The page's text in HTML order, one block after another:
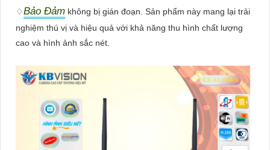
♢Bảo Đảm không bị gián đoạn. Sản phẩm này mang lại trải
nghiệm thú vị và hiệu quả với khả năng thu hình chất lượng
cao và hình ảnh sắc nét.